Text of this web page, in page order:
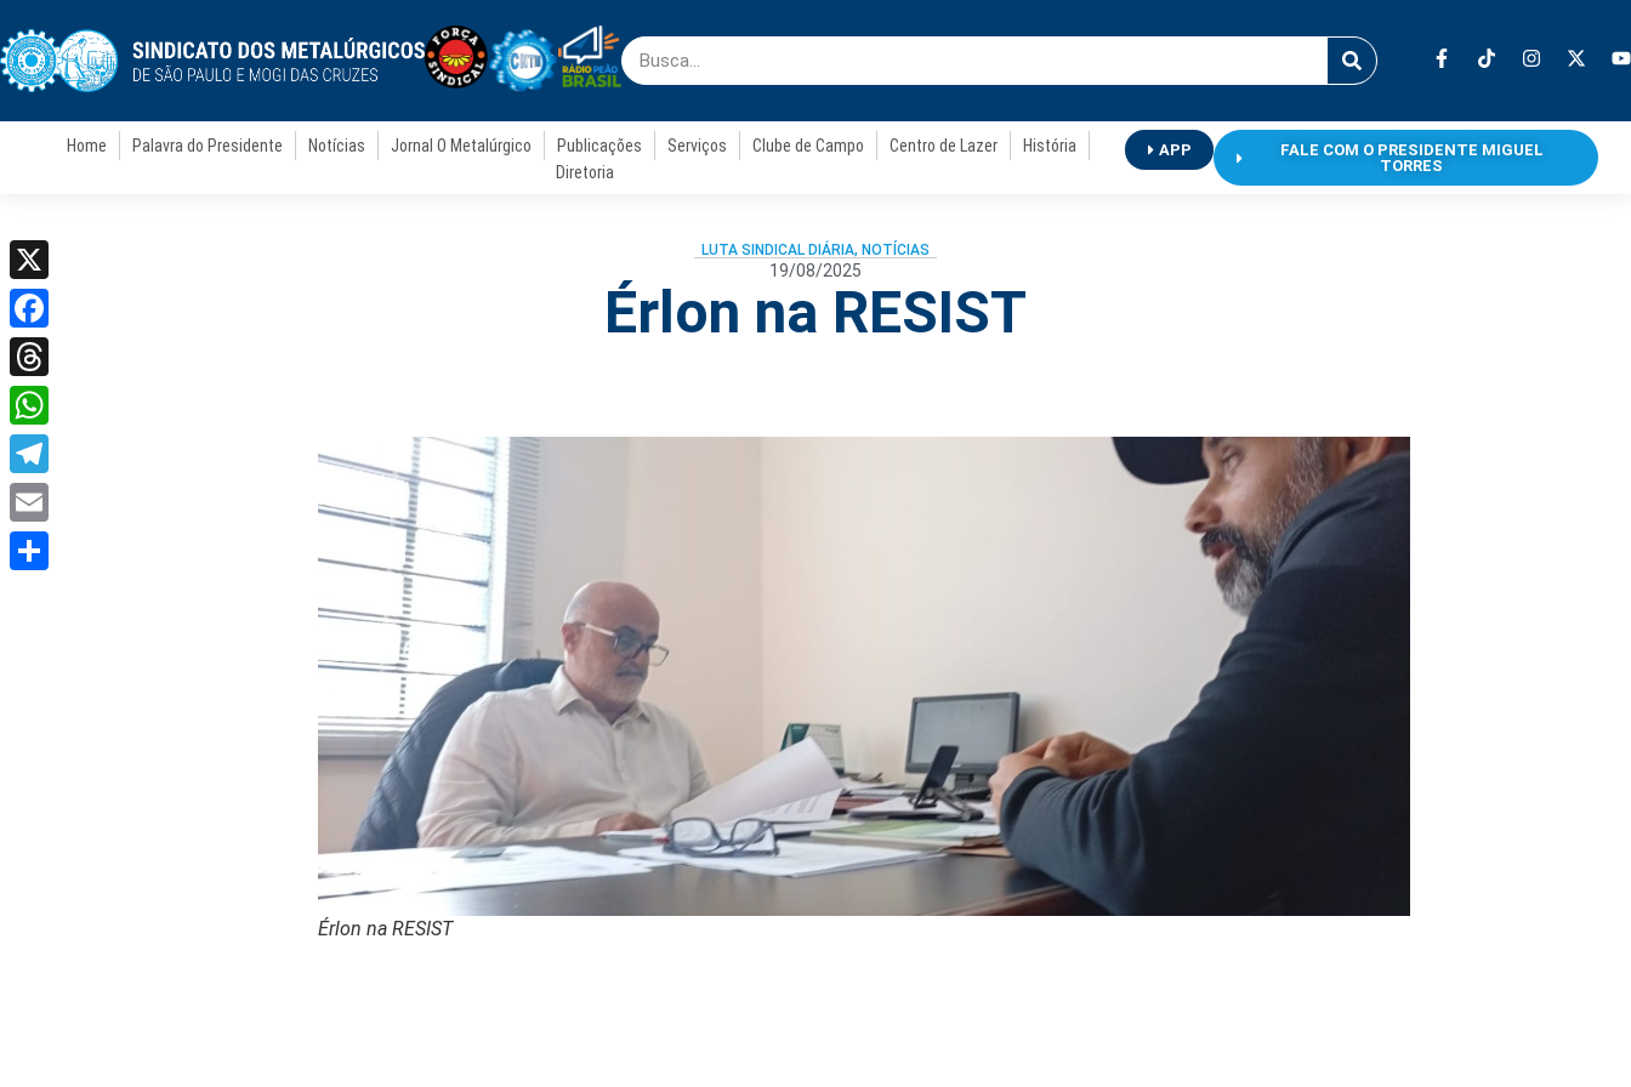
Home Palavra do Presidente Notícias Jornal O Metalúrgico Publicações Serviços Clube de Campo Centro de Lazer
História
Diretoria
APP
FALE COM O PRESIDENTE MIGUEL
TORRES
LUTA SINDICAL DIÁRIA, NOTÍCIAS
19/08/2025
Érlon na RESIST
Érlon na RESIST
X
Facebook
Threads
WhatsApp
Telegram
Email